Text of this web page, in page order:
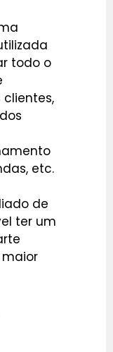
todo o
etc.
de
ter um